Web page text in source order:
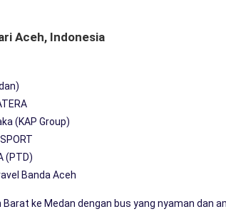
Aceh, Indonesia
(KAP Group)
(PTD)
Banda Aceh
Barat ke Medan dengan bus yang nyaman dan